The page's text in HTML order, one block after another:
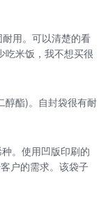
用。可以清楚的看
吃米饭，我不想买很
醇酯)。自封袋很有耐
。使用凹版印刷的
户的需求。该袋子